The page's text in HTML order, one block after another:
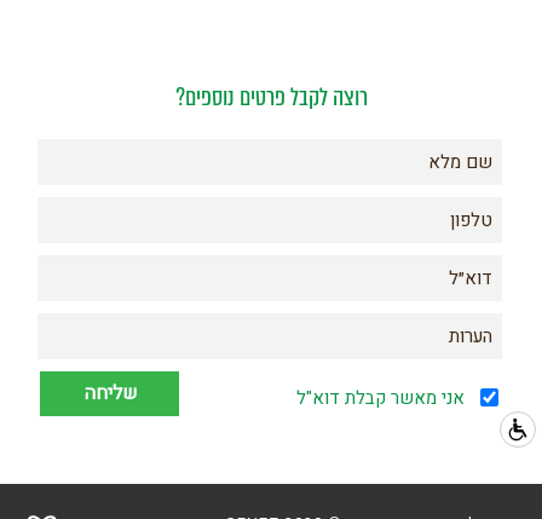
רוצה לקבל פרטים נוספים?
אני מאשר קבלת דוא"ל